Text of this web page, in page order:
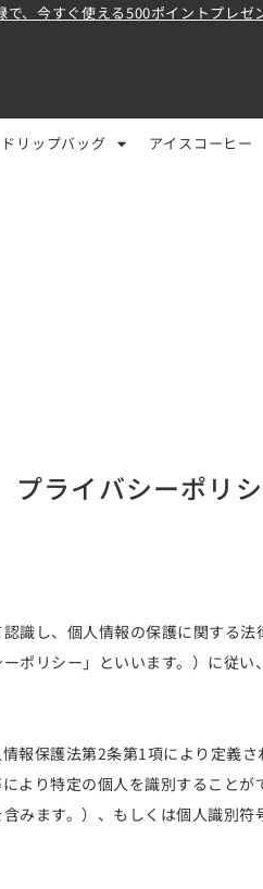
で、今すぐ使える500ポイントプレゼ
ドリップバッグ アイスコーヒー
プライバシーポリ
識し、個人情報の保護に関する
ポリシー」といいます。）に従い
報保護法第2条第1項により定義
より特定の個人を識別すること
みます。）、もしくは個人識別符